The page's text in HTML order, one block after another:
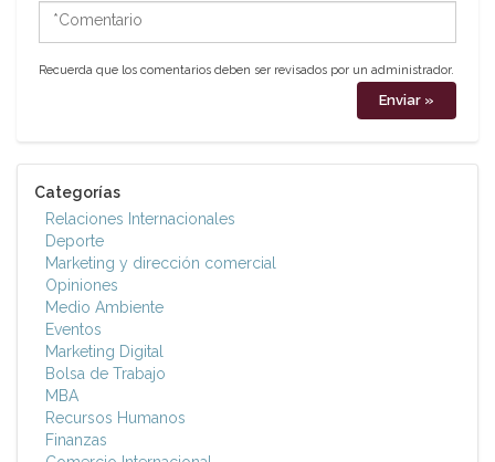
*Comentario
Recuerda que los comentarios deben ser revisados por un administrador.
Categorías
Relaciones Internacionales
Deporte
Marketing y dirección comercial
Opiniones
Medio Ambiente
Eventos
Marketing Digital
Bolsa de Trabajo
MBA
Recursos Humanos
Finanzas